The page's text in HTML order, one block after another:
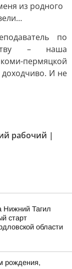
из родного
по
– наша
пермяцкой
И не
рабочий |
Нижний Тагил
старт
области
рождения,